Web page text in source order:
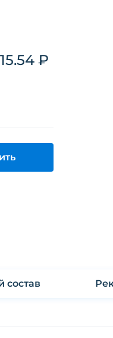
₽
состав